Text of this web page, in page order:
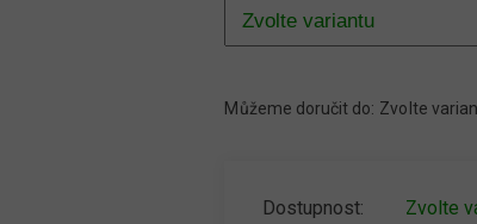
Zvolte
Můžeme doručit do: Zvolte